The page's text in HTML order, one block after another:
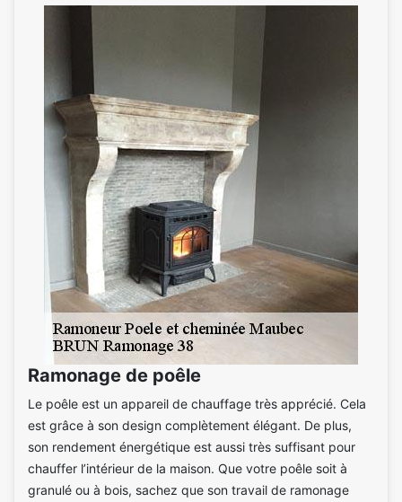
Ramonage de poêle
Le poêle est un appareil de chauffage très apprécié. Cela
est grâce à son design complètement élégant. De plus,
son rendement énergétique est aussi très suffisant pour
chauffer l’intérieur de la maison. Que votre poêle soit à
granulé ou à bois, sachez que son travail de ramonage